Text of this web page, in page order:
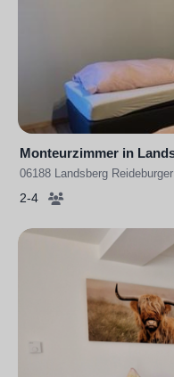
Monteurzimmer in
06188 Landsberg
2-4